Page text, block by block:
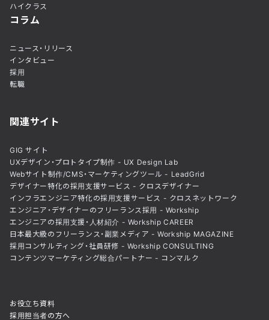
ハイクラス
コラム
ニュース・リリース
インタビュー
採用
転職
関連サイト
GIG サイト
UXデザイン・プロトタイプ制作 - UX Design Lab
Webサイト制作/CMS・マーケティングツール - LeadGrid
デザイナー特化の採用支援サービス - クロスデザイナー
インフラエンジニア特化の採用支援サービス - クロスネットワーク
エンジニア・デザイナーのフリーランス採用 - Workship
エンジニアの採用支援・人材紹介 - Workship CAREER
日本最大級のフリーランス・副業メディア - Workship MAGAZINE
採用コンサルティング・社員研修 - Workship CONSULTING
コンテンツマーケティング総合パートナー - コンマルク
お役立ち資料
採用担当者の方へ